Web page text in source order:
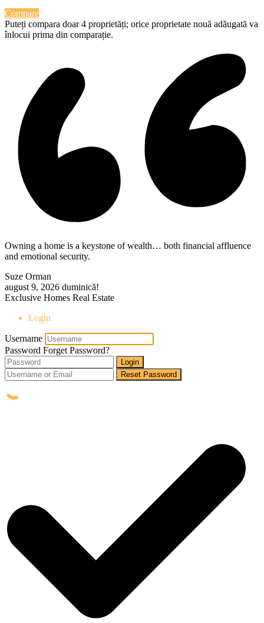
Compare
Puteți compara doar 4 proprietăți; orice proprietate nouă adăugată va
înlocui prima din comparație.
Owning a home is a keystone of wealth… both financial affluence
and emotional security.
Suze Orman
august 9, 2026 duminică!
Exclusive Homes Real Estate
Login
Username
Password Forget Password?
Login
Reset Password